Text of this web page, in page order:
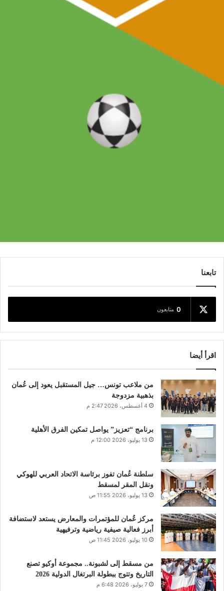
تابعنا
0 متابعون
اقرأ أيضا
من ملاعب تونس… جيل المستقبل يعود إلى عُمان
بذهبية مزدوجة
4 أغسطس، 2026 2:47 م
برنامج “تعزيز” يواصل تمكين الفرق الأهلية
13 يوليو، 2026 12:00 م
سلطنة عُمان تفوز برئاسة الاتحاد العربي للهوكي
ونقل المقر لمسقط
13 يوليو، 2026 11:55 ص
مركز عُمان للمؤتمرات والمعارض يستعد لاستضافة
أبرز فعالية صيفية رياضية وترفيهية
10 يوليو، 2026 11:45 ص
من مسقط إلى لشبونة.. مجموعة أوكيو تصنع
التاريخ وتتوج ببطولة البرتغال الدولية 2026
7 يوليو، 2026 6:48 م